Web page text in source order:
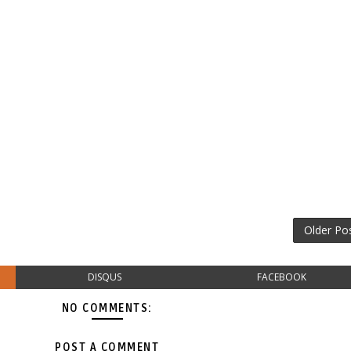
Older
DISQUS FACEBOOK
NO COMMENTS:
POST A COMMENT